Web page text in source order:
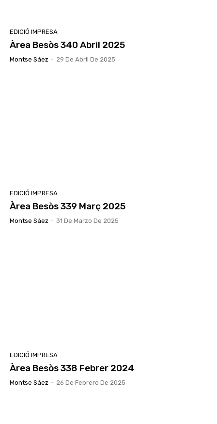
EDICIÓ IMPRESA
Àrea Besòs 340 Abril 2025
Montse Sáez - 29 De Abril De 2025
EDICIÓ IMPRESA
Àrea Besòs 339 Març 2025
Montse Sáez - 31 De Marzo De 2025
EDICIÓ IMPRESA
Àrea Besòs 338 Febrer 2024
Montse Sáez - 26 De Febrero De 2025